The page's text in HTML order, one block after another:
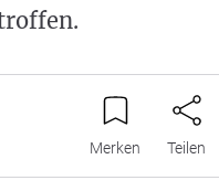
Merken Teilen